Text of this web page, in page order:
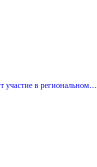
участие в региональном…